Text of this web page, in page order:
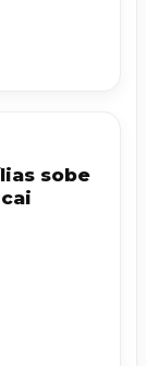
sobe